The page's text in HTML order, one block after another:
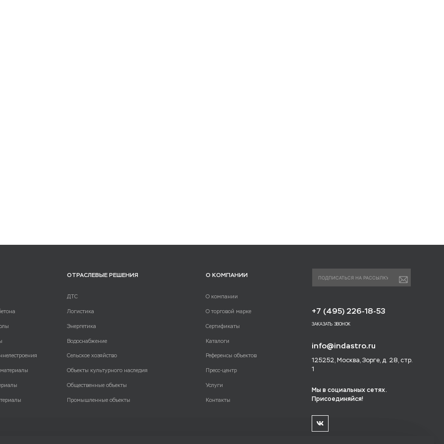
изменит свой цвет с серо-
первому 2 слой
E2k согласно инструкции.
лучей, воздействия
течении 24 часов.
ОТРАСЛЕВЫЕ РЕШЕНИЯ
ДТС
Логистика
Энергетика
Водоснабжение
Сельское хозяйство
Объекты культурного наследия
Общественные объекты
Промышленные объекты
О КОМПАНИИ
О компании
О торговой марке
Сертификаты
Каталоги
Референсы объектов
Пресс-центр
Услуги
Контакты
+7 (495) 226-18-53
ЗАКАЗАТЬ ЗВОНОК
info@indastro.ru
125252, Москва, Зорге, д. 28, стр.
1
Мы в социальных сетях.
Присоединяйся!